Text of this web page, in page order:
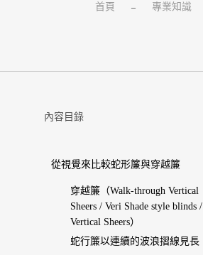
首頁 – 專業知識
內容目錄
從視覺來比較蛇形簾與穿越簾
穿越簾（Walk-through Vertical
Sheers / Veri Shade style blinds /
Vertical Sheers）
蛇行簾以連續的波浪摺線見長